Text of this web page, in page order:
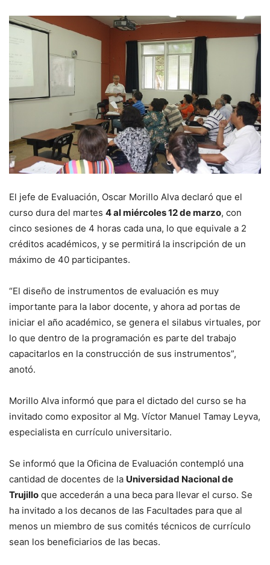
El jefe de Evaluación, Oscar Morillo Alva declaró que el
curso dura del martes 4 al miércoles 12 de marzo, con
cinco sesiones de 4 horas cada una, lo que equivale a 2
créditos académicos, y se permitirá la inscripción de un
máximo de 40 participantes.
“El diseño de instrumentos de evaluación es muy
importante para la labor docente, y ahora ad portas de
iniciar el año académico, se genera el silabus virtuales, por
lo que dentro de la programación es parte del trabajo
capacitarlos en la construcción de sus instrumentos”,
anotó.
Morillo Alva informó que para el dictado del curso se ha
invitado como expositor al Mg. Víctor Manuel Tamay Leyva,
especialista en currículo universitario.
Se informó que la Oficina de Evaluación contempló una
cantidad de docentes de la Universidad Nacional de
Trujillo que accederán a una beca para llevar el curso. Se
ha invitado a los decanos de las Facultades para que al
menos un miembro de sus comités técnicos de currículo
sean los beneficiarios de las becas.